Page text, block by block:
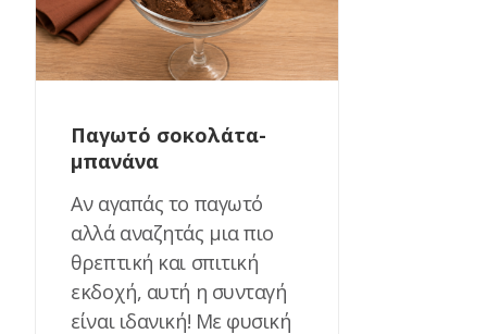
Παγωτό σοκολάτα-
μπανάνα
Αν αγαπάς το παγωτό
αλλά αναζητάς μια πιο
θρεπτική και σπιτική
εκδοχή, αυτή η συνταγή
είναι ιδανική! Με φυσική